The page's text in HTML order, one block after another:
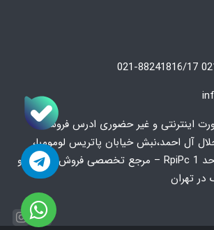
اینترنتی و غیر حضوری ادرس فروشگاه
جلال آل احمد،نبش خیابان پاتریس لومومبا،
پلاک 212 – واحد 1 RpiPc – مرجع تخصصی فروش لپ‌تاپ و
در تهران